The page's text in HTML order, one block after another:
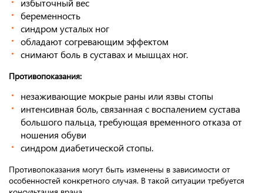
избыточный вес
беременность
синдром усталых ног
обладают согревающим эффектом
снимают боль в суставах и мышцах ног.
Противопоказания:
незаживающие мокрые раны или язвы стопы
интенсивная боль, связанная с воспалением сустава
большого пальца, требующая временного отказа от
ношения обуви
синдром диабетической стопы.
Противопоказания могут быть изменены в зависимости от
особенностей конкретного случая. В такой ситуации требуется